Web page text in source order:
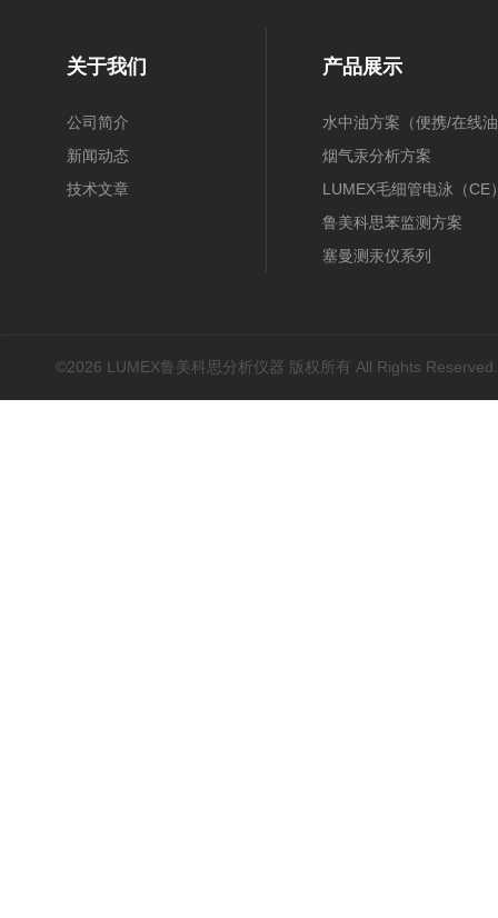
关于我们
公司简介
新闻动态
技术文章
产品展示
水中油方案（便携/在线油
膜/在线）
烟气汞分析方案
（30B/CEMS/OH）
LUMEX毛细管电泳（CE
鲁美科思苯监测方案
塞曼测汞仪系列
©2026 LUMEX鲁美科思分析仪器 版权所有 All Rights